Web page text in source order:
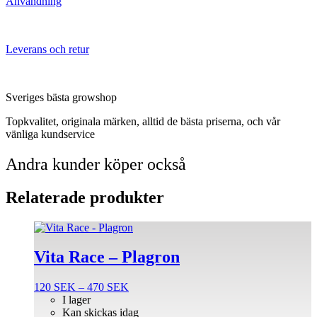
Leverans och retur
Sveriges bästa growshop
Topkvalitet, originala märken, alltid de bästa priserna, och vår
vänliga kundservice
Andra kunder köper också
Relaterade produkter
Vita Race – Plagron
120 SEK – 470 SEK
till
I lager
Kan skickas idag
Den
produkten
har
varianter.